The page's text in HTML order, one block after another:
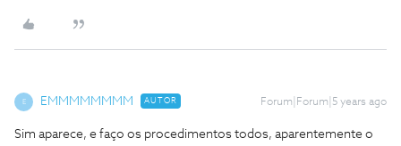
E EMMMMMMMM AUTOR Forum|Forum|5 years ago
Sim aparece, e faço os procedimentos todos, aparentemente o